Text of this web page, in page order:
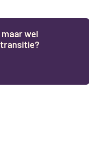
maarwel
transitie?